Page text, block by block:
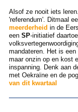
Alsof ze nooit iets
'referendum'. Ditmaal
meerderheid in de
een SP-initiatief
mandateren. Het is
maar onzin op en kost
inspanning. Denk aan
met Oekraïne en de
van dit kwartaal